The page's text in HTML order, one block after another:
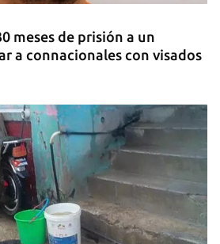
meses de prisión a un
a connacionales con visados